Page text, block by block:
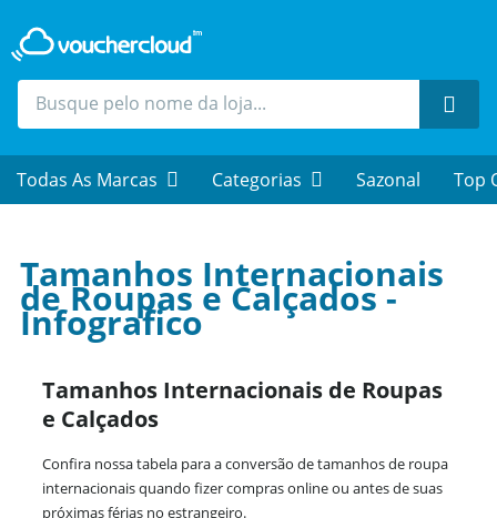
Todas As Marcas Categorias Sazonal Top
Tamanhos Internacionais
de Roupas e Calçados -
Infografico
Tamanhos Internacionais de Roupas
e Calçados
Confira nossa tabela para a conversão de tamanhos de roupa
internacionais quando fizer compras online ou antes de suas
próximas férias no estrangeiro.